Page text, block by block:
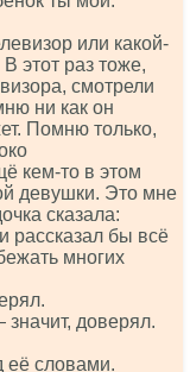
или какой-
этот раз тоже,
смотрели
ни как он
Помню только,
кем-то в этом
девушки. Это мне
сказала:
рассказал бы всё
многих
доверял.
её словами.